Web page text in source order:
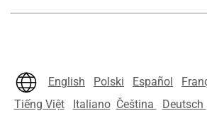
English Polski Español
Tiếng Việt
Italiano Čeština Deutsch